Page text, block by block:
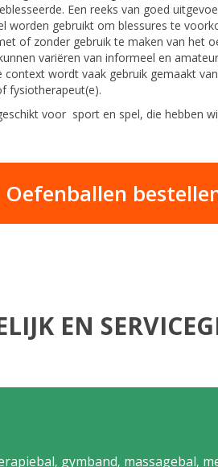
Een reeks van goed
worden gebruikt om blessures te
of zonder gebruik te maken van het
variëren van informeel en
wordt vaak gebruik gemaakt
fysiotherapeut(e).
voor sport en spel, die hebben
Oefenballen
EN
, gymband, massagebal,